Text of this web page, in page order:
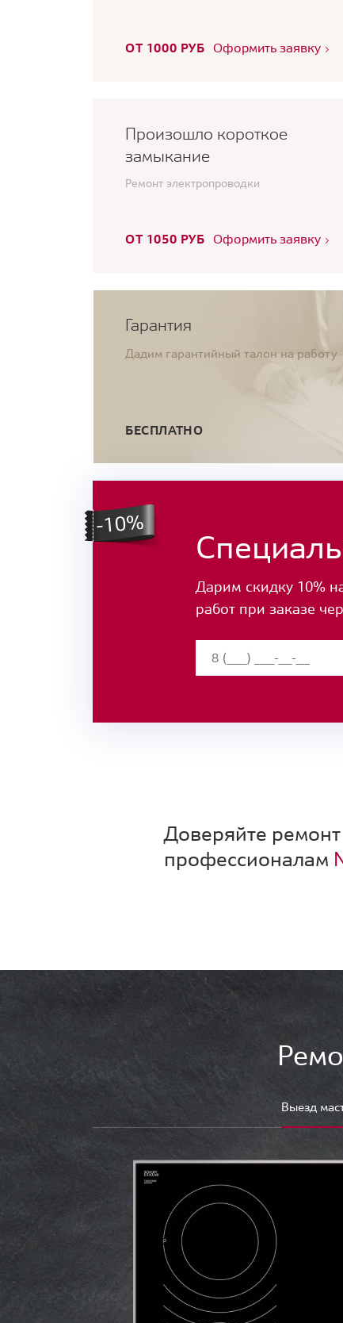
ОТ 1000 РУБ Оформить заявку
Произошло короткое
замыкание
Ремонт электропроводки
ОТ 1050 РУБ Оформить заявку
Гарантия
Дадим гарантийный талон на работу
БЕСПЛАТНО
Дарим скидку 10%
работ при заказе
Доверяйте ремонт
профессионалам
Выезд